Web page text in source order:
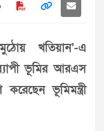
খতিয়ান’-এ
ভূমির আরএস
ভূমিমন্ত্রী